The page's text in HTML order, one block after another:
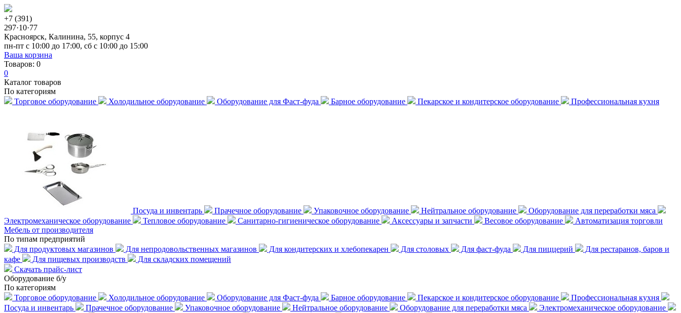
+7 (391)
297·10·77
Красноярск, Калинина, 55, корпус 4
пн-пт с 10:00 до 17:00, сб с 10:00 до 15:00
Ваша корзина
Товаров: 0
0
Каталог товаров
По категориям
Торговое оборудование
Холодильное оборудование Оборудование для Фаст-фуда Барное оборудование Пекарское и кондитерское оборудование Профессиональная кухня
Посуда и инвентарь Прачечное оборудование Упаковочное оборудование Нейтральное оборудование
Оборудование для переработки мяса
Электромеханическое оборудование
Тепловое оборудование Санитарно-гигиеническое оборудование Аксессуары и запчасти Весовое оборудование
Автоматизация торговли
Мебель от производителя
По типам предприятий
Для продуктовых магазинов
Для непродовольственных магазинов Для кондитерских и хлебопекарен Для столовых Для фаст-фуда Для пиццерий
Для рестаранов, баров и
кафе
Для пищевых производств
Для складских помещений
Скачать прайс-лист
Оборудование б/у
По категориям
Торговое оборудование
Холодильное оборудование Оборудование для Фаст-фуда Барное оборудование Пекарское и кондитерское оборудование
Профессиональная кухня
Посуда и инвентарь
Прачечное оборудование Упаковочное оборудование Нейтральное оборудование Оборудование для переработки мяса
Электромеханическое оборудование